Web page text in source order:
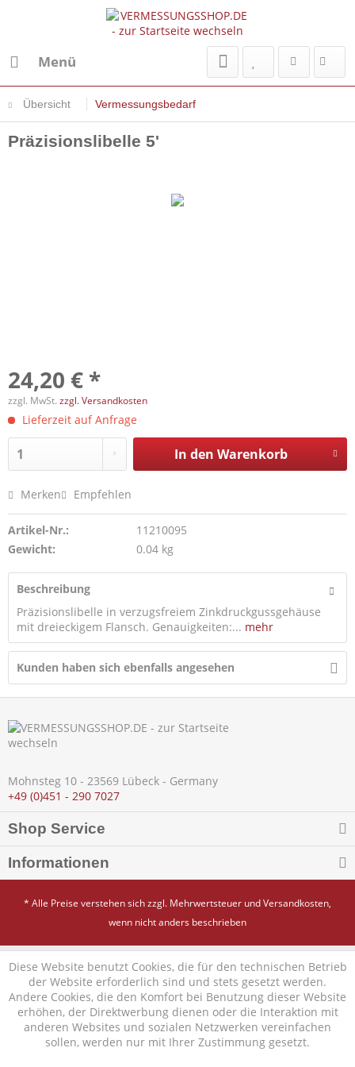
Menü
Übersicht Vermessungsbedarf
Präzisionslibelle 5'
24,20 € *
zzgl. MwSt. zzgl. Versandkosten
Lieferzeit auf Anfrage
In den Warenkorb
Merken Empfehlen
Artikel-Nr.:
11210095
Gewicht:
0.04 kg
Beschreibung
Präzisionslibelle in verzugsfreiem Zinkdruckgussgehäuse
mit dreieckigem Flansch. Genauigkeiten:... mehr
Kunden haben sich ebenfalls angesehen
Mohnsteg 10 - 23569 Lübeck - Germany
+49 (0)451 - 290 7027
Shop Service
Informationen
* Alle Preise verstehen sich zzgl. Mehrwertsteuer undVersandkosten,
wenn nicht anders beschrieben
Diese Website benutzt Cookies, die für den technischen Betrieb
der Website erforderlich sind und stets gesetzt werden.
Andere Cookies, die den Komfort bei Benutzung dieser Website
erhöhen, der Direktwerbung dienen oder die Interaktion mit
anderen Websites und sozialen Netzwerken vereinfachen
sollen, werden nur mit Ihrer Zustimmung gesetzt.